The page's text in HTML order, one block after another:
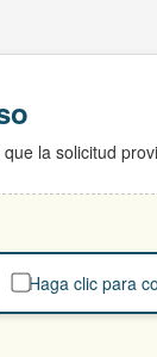
la solicitud
Haga clic para